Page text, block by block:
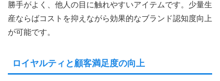
勝手がよく、他人の目に触れやすいアイテムです。少量生
産ならばコストを抑えながら効果的なブランド認知度向上
が可能です。
ロイヤルティと顧客満足度の向上